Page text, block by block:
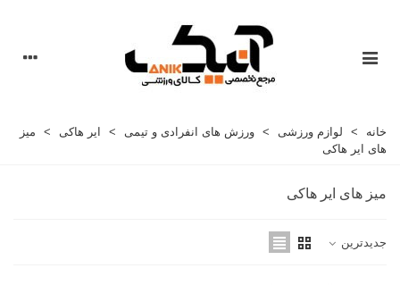
خانه > لوازم ورزشی > ورزش های انفرادی و تیمی > ایر هاکی >
میز
های ایر هاکی
میز های ایر هاکی
جدیدترین